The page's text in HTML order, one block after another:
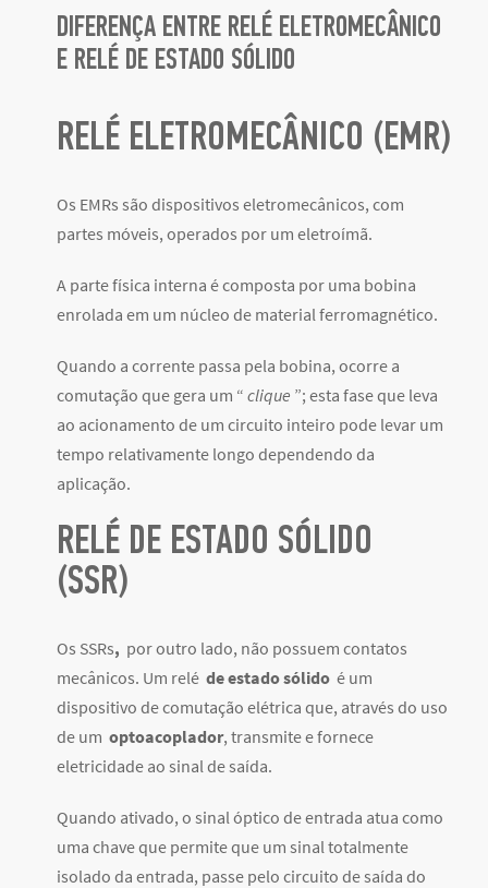
DIFERENÇA ENTRE RELÉ ELETROMECÂNICO
E RELÉ DE ESTADO SÓLIDO
RELÉ ELETROMECÂNICO (EMR)
Os EMRs são dispositivos eletromecânicos, com
partes móveis, operados por um eletroímã.
A parte física interna é composta por uma bobina
enrolada em um núcleo de material ferromagnético.
Quando a corrente passa pela bobina, ocorre a
comutação que gera um “ clique ”; esta fase que leva
ao acionamento de um circuito inteiro pode levar um
tempo relativamente longo dependendo da
aplicação.
RELÉ DE ESTADO SÓLIDO
(SSR)
Os SSRs, por outro lado, não possuem contatos
mecânicos. Um relé de estado sólido é um
dispositivo de comutação elétrica que, através do uso
de um optoacoplador, transmite e fornece
eletricidade ao sinal de saída.
Quando ativado, o sinal óptico de entrada atua como
uma chave que permite que um sinal totalmente
isolado da entrada, passe pelo circuito de saída do